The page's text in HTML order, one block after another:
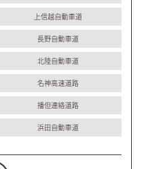
上信越自動車道
長野自動車道
北陸自動車道
名神高速道路
播但連絡道路
浜田自動車道